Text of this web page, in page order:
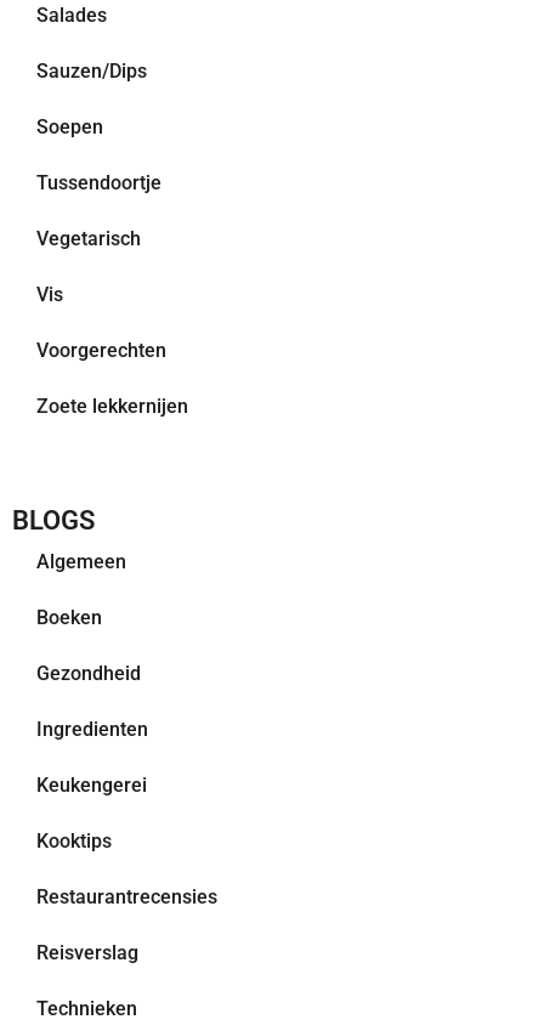
Salades
Sauzen/Dips
Soepen
Tussendoortje
Vegetarisch
Vis
Voorgerechten
Zoete lekkernijen
BLOGS
Algemeen
Boeken
Gezondheid
Ingredienten
Keukengerei
Kooktips
Restaurantrecensies
Reisverslag
Technieken